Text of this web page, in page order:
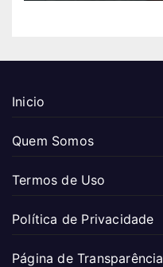
Inicio
Quem Somos
Termos de Uso
Política de Privacidade
Página de Transparência